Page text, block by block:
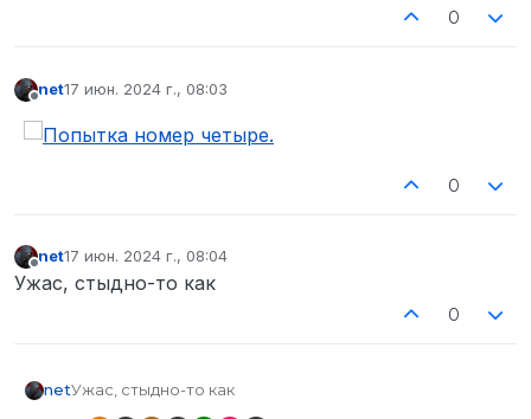
0
net17 июн. 2024 г., 08:03
отредактировано
0
net17 июн. 2024 г., 08:04
отредактировано
Ужас, стыдно-то как
0
netУжас, стыдно-то как